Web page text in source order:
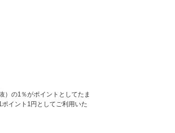
）の1％がポイントとしてたま
イント1円としてご利用いた